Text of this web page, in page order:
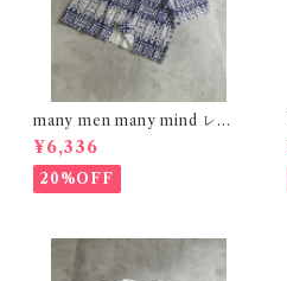
many men many mind レー
ヨン 総柄シャツ バティック ネ
イティブ ネイビー M261506
0
¥6,336
20%OFF